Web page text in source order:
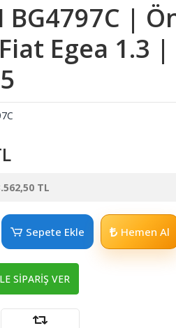
BG4797C |
Egea 1.3
TL
Sepete Ekle Hemen Al
SİPARİŞ VER